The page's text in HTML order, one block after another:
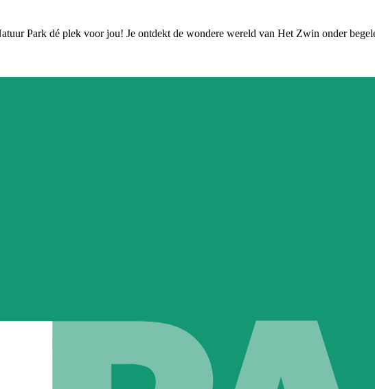
Park dé plek voor jou! Je ontdekt de wondere wereld van Het Zwin onder